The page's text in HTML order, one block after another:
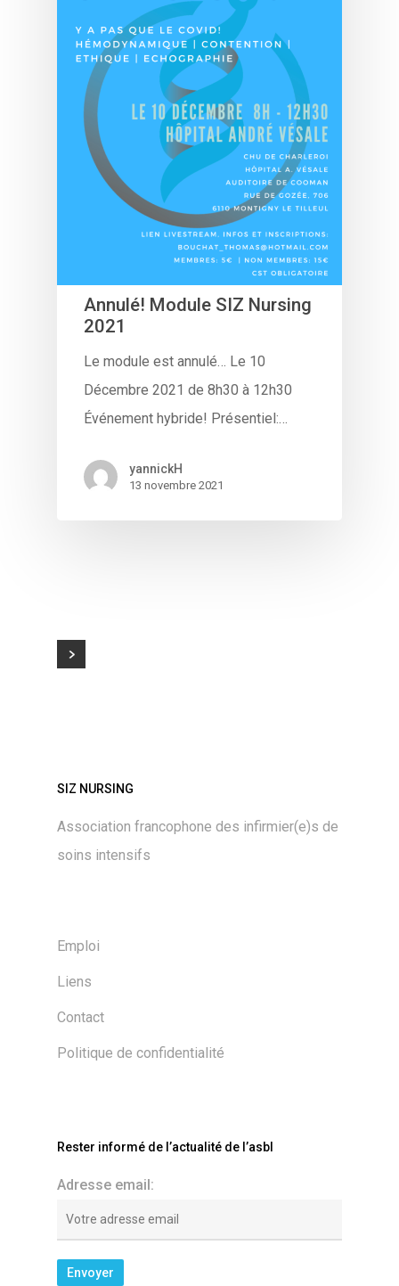
Annulé! Module SIZ Nursing
2021
Le module est annulé… Le 10
Décembre 2021 de 8h30 à 12h30
Événement hybride! Présentiel:…
yannickH
13 novembre 2021
SIZ NURSING
Association francophone des infirmier(e)s de
soins intensifs
Emploi
Liens
Contact
Politique de confidentialité
Rester informé de l’actualité de l’asbl
Adresse email: